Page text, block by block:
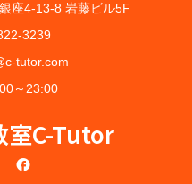
座4-13-8 岩藤ビル5F
3239
tutor.com
～23:00
室C-Tutor